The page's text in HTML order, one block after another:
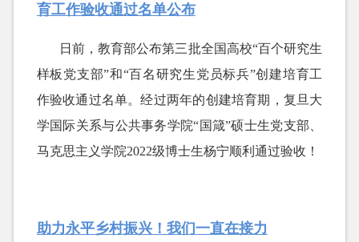
育工作验收通过名单公布
日前，教育部公布第三批全国高校“百个研究生
样板党支部”和“百名研究生党员标兵”创建培育工
作验收通过名单。经过两年的创建培育期，复旦大
学国际关系与公共事务学院“国箴”硕士生党支部、
马克思主义学院2022级博士生杨宁顺利通过验收！
助力永平乡村振兴！我们一直在接力